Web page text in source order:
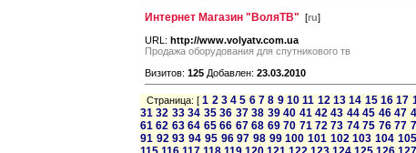
Интернет Магазин "ВоляТВ" [ru]
URL: http://www.volyatv.com.ua
Продажа оборудования для спутникового тв
Визитов: 125 Добавлен: 23.03.2010
Страница: [1 2 3 4 5 6 7 8 9 10 11 12 13 14 15 16 17
31 32 33 34 35 36 37 38 39 40 41 42 43 44 45 46 47
61 62 63 64 65 66 67 68 69 70 71 72 73 74 75 76 77
91 92 93 94 95 96 97 98 99 100 101 102 103 104 105